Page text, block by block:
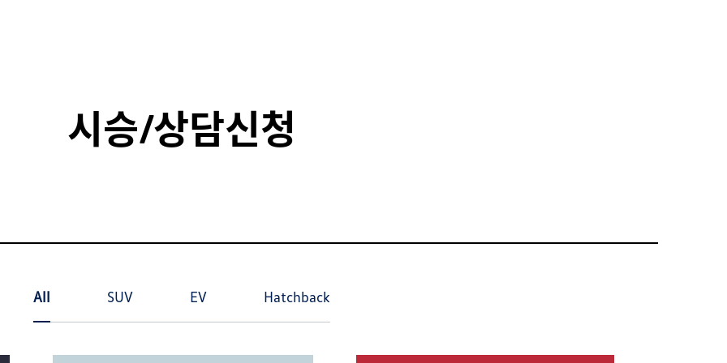
시승/상담신청
All SUV EV Hatchback